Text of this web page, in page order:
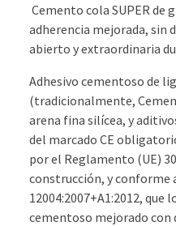
Cemento cola SUPER de
adherencia mejorada, sin
abierto y extraordinaria
Adhesivo cementoso de
(tradicionalmente,
arena fina silícea, y
del marcado CE
por el Reglamento (UE)
construcción, y conforme
12004:2007+A1:2012, que
cementoso mejorado con